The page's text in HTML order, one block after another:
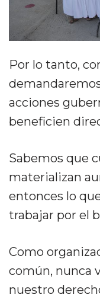
Por lo tanto,
acciones
beneficien
Sabemos que
materializan
entonces lo
trabajar por el
Como
común, nunca
nuestro